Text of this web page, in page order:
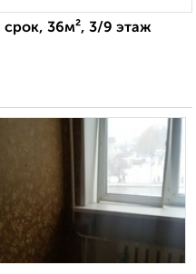
срок, 36м², 3/9 этаж